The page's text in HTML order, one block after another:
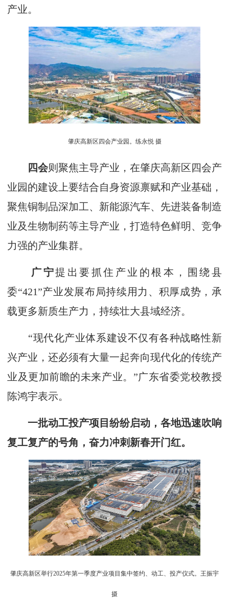
产业。
肇庆高新区四会产业园。练永悦 摄
四会则聚焦主导产业，在肇庆高新区四会产
业园的建设上要结合自身资源禀赋和产业基础，
聚焦铜制品深加工、新能源汽车、先进装备制造
业及生物制药等主导产业，打造特色鲜明、竞争
力强的产业集群。
广宁提出要抓住产业的根本，围绕县
委“421”产业发展布局持续用力、积厚成势，承
载更多新质生产力，持续壮大县域经济。
“现代化产业体系建设不仅有各种战略性新
兴产业，还必须有大量一起奔向现代化的传统产
业及更加前瞻的未来产业。”广东省委党校教授
陈鸿宇表示。
一批动工投产项目纷纷启动，各地迅速吹响
复工复产的号角，奋力冲刺新春开门红。
肇庆高新区举行2025年第一季度产业项目集中签约、动工、投产仪式。王振宇
摄